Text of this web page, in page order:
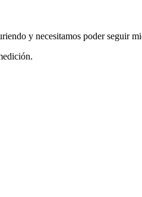
y necesitamos poder seguir